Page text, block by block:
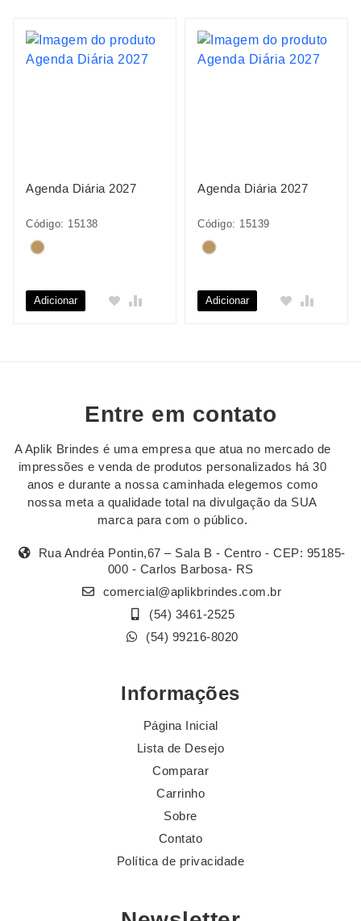
Agenda Diária 2027
Código: 15138
Adicionar
Agenda Diária 2027
Código: 15139
Adicionar
Entre em contato
A Aplik Brindes é uma empresa que atua no mercado de
impressões e venda de produtos personalizados há 30
anos e durante a nossa caminhada elegemos como
nossa meta a qualidade total na divulgação da SUA
marca para com o público.
Rua Andréa Pontin,67 – Sala B - Centro - CEP: 95185-
000 - Carlos Barbosa- RS
comercial@aplikbrindes.com.br
(54) 3461-2525
(54) 99216-8020
Informações
Página Inicial
Lista de Desejo
Comparar
Carrinho
Sobre
Contato
Política de privacidade